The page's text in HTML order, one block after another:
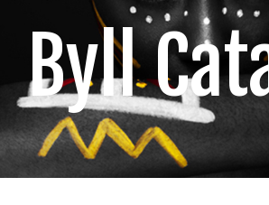
Byll